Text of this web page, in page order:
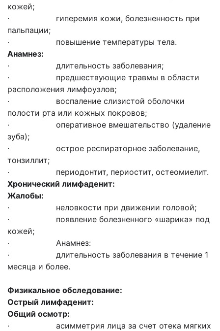
кожей;
· гиперемия кожи, болезненность при
пальпации;
· повышение температуры тела.
Анамнез:
· длительность заболевания;
· предшествующие травмы в области
расположения лимфоузлов;
· воспаление слизистой оболочки
полости рта или кожных покровов;
· оперативное вмешательство (удаление
зуба);
· острое респираторное заболевание,
тонзиллит;
· периодонтит, периостит, остеомиелит.
Хронический лимфаденит:
Жалобы:
· неловкости при движении головой;
· появление болезненного «шарика» под
кожей;
· Анамнез:
· длительность заболевания в течение 1
месяца и более.
Физикальное обследование:
Острый лимфаденит:
Общий осмотр:
· асимметрия лица за счет отека мягких